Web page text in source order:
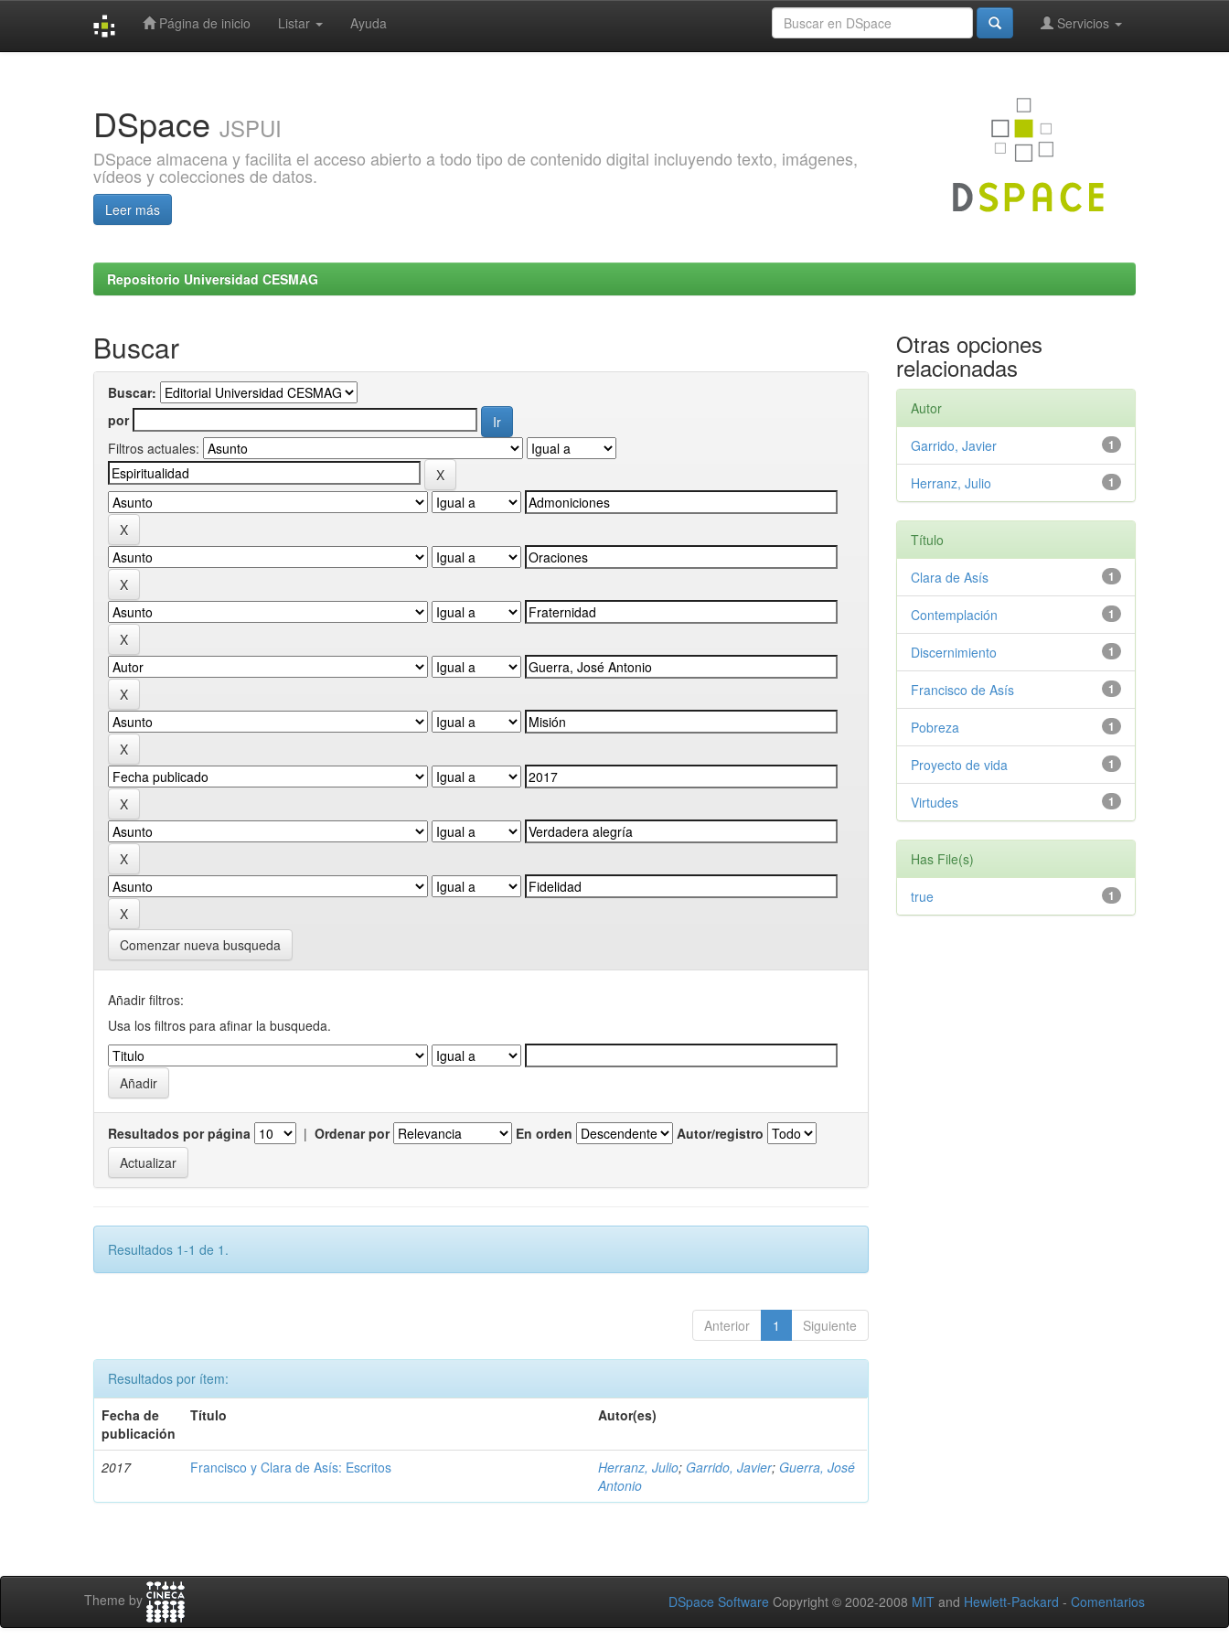
Página de inicio Listar Ayuda Servicios
DSpace JSPUI
DSpace almacena y facilita el acceso abierto a todo tipo de contenido digital incluyendo texto, imágenes,
vídeos y colecciones de datos.
Leer más
Repositorio Universidad CESMAG
Buscar
Buscar:
por
Filtros actuales:
Comenzar nueva busqueda
Añadir filtros:
Usa los filtros para afinar la busqueda.
Resultados por página | Ordenar por En orden Autor/registro
Resultados 1-1 de 1.
Anterior 1 Siguiente
Resultados por ítem:
Fecha de
publicación
Título Autor(es)
2017 Francisco y Clara de Asís: Escritos Herranz, Julio; Garrido, Javier; Guerra, José
Antonio
Otras opciones
relacionadas
Autor
1
Garrido, Javier
1
Herranz, Julio
Título
1
Clara de Asís
1
Contemplación
1
Discernimiento
1
Francisco de Asís
1
Pobreza
1
Proyecto de vida
1
Virtudes
Has File(s)
1
true
Theme by DSpace Software Copyright © 2002-2008 MIT and Hewlett-Packard - Comentarios